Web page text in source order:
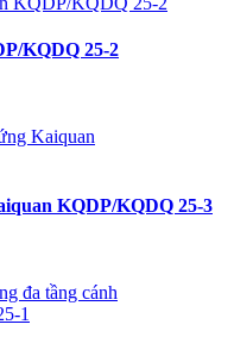
KQDQ 25-2
KQDP/KQDQ 25-3